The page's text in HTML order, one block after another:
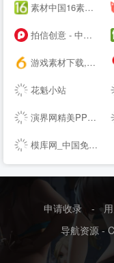
素材中国16素材网 - 素材中国16素材网
拍信创意 - 中国领先的创意内容素材平台 素材网 素材库 高清图片视频源文件下载
游戏素材下载,6m5m游戏素材,游戏源码下载,游戏素材资源 - www.6m5m.com
花魁小站
演界网精美PPT模板会员免费下载_矢量图片素材多品类模板服务平台
模库网_中国免费设计素材图片库_优质设计模板下载网站
申请收录 -
导航资源 -